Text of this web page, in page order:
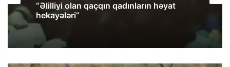
“Əlilliyi olan qaçqın qadınların həyat
hekayələri”